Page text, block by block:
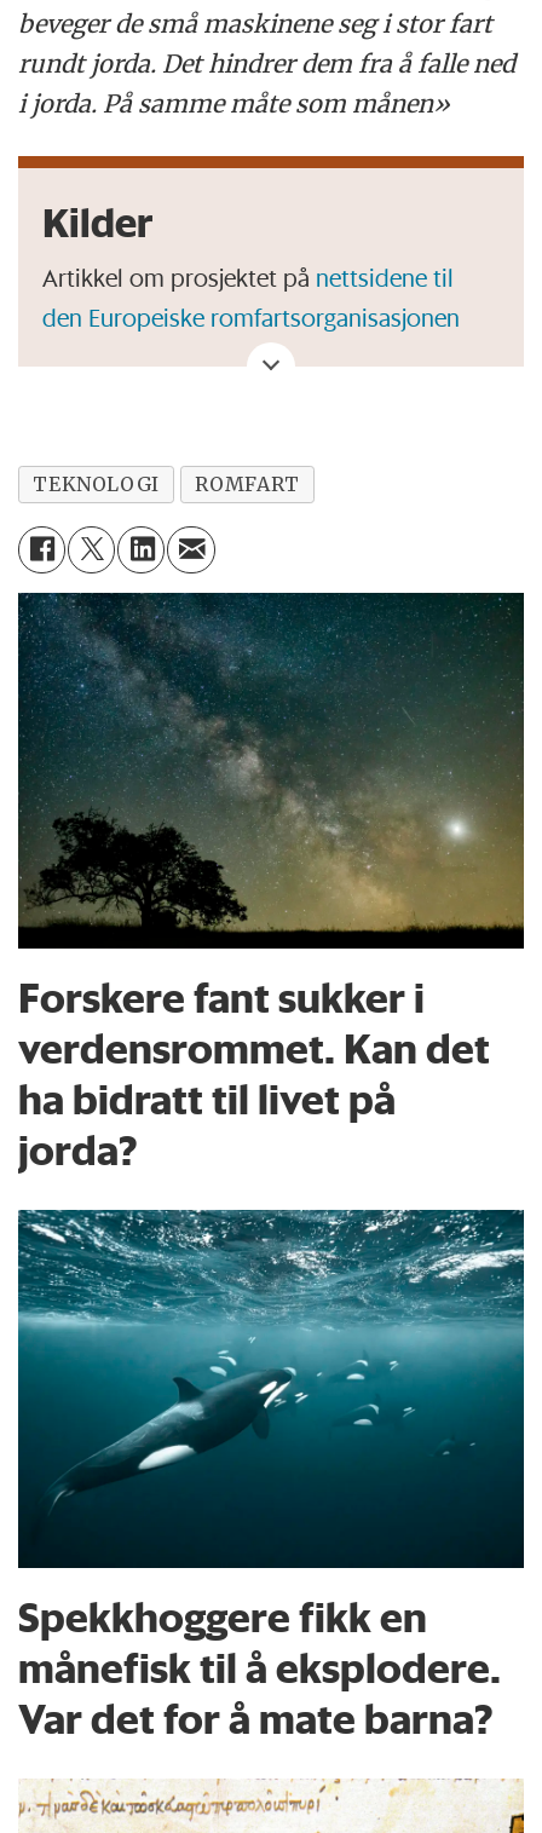
beveger de små maskinene seg i stor fart
rundt jorda. Det hindrer dem fra å falle ned
i jorda. På samme måte som månen»
Kilder
Artikkel om prosjektet på nettsidene til
den Europeiske romfartsorganisasjonen
leksikon.
TEKNOLOGI ROMFART
Forskere fant sukker i
verdensrommet. Kan det
ha bidratt til livet på
jorda?
Spekkhoggere fikk en
månefisk til å eksplodere.
Var det for å mate barna?